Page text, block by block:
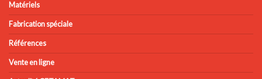
Matériels
Fabrication spéciale
Références
Vente en ligne